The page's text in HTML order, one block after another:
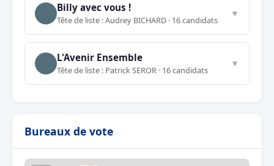
Billy avec vous !
Tête de liste : Audrey BICHARD · 16 candidats
▼
L'Avenir Ensemble
Tête de liste : Patrick SEROR · 16 candidats
▼
Bureaux de vote